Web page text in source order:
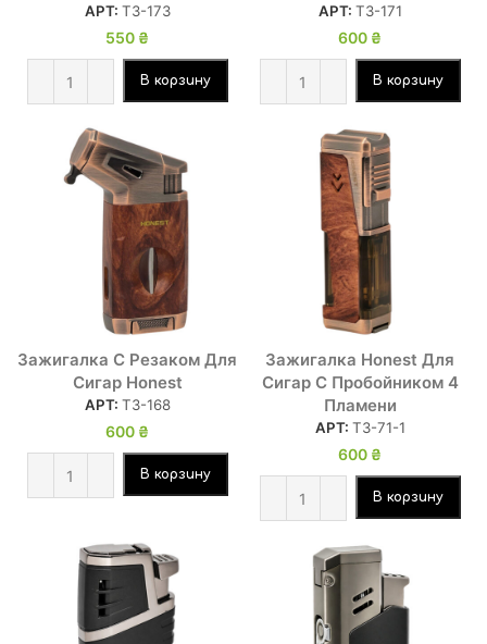
АРТ: ТЗ-173
550 ₴
В корзину
АРТ: ТЗ-171
600 ₴
В корзину
Зажигалка С Резаком Для
Сигар Honest
АРТ: ТЗ-168
600 ₴
В корзину
Зажигалка Honest Для
Сигар С Пробойником 4
Пламени
АРТ: ТЗ-71-1
600 ₴
В корзину